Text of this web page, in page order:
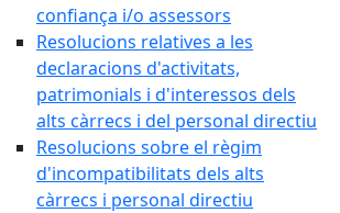
confiança i/o assessors
Resolucions relatives a les
declaracions d'activitats,
patrimonials i d'interessos dels
alts càrrecs i del personal directiu
Resolucions sobre el règim
d'incompatibilitats dels alts
càrrecs i personal directiu